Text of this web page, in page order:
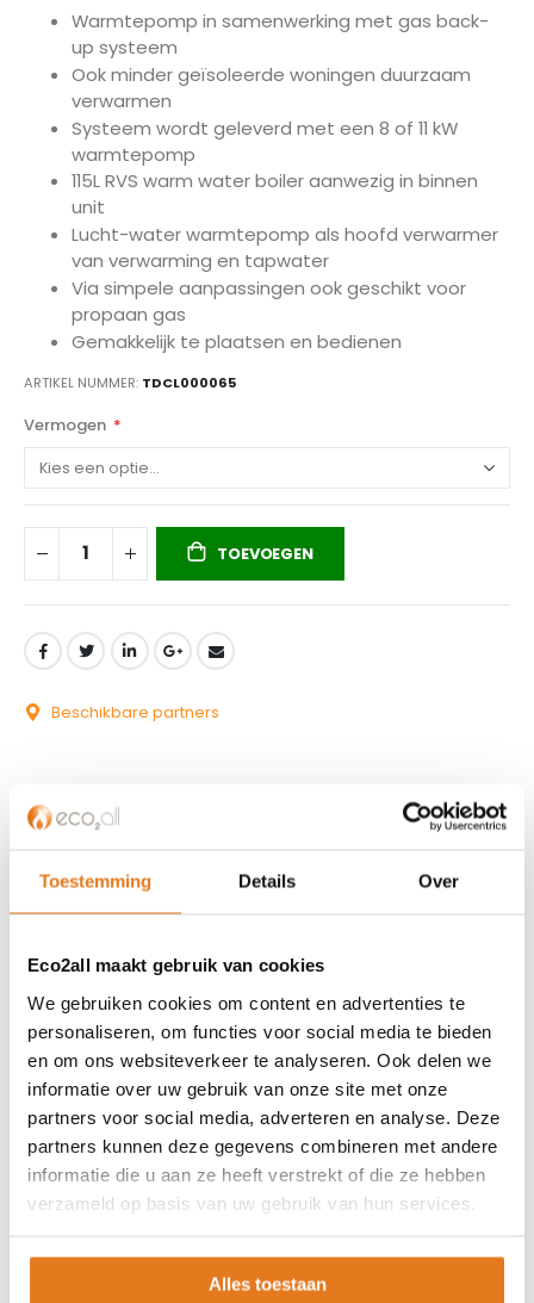
Toestemming Details Over
Eco2all maakt gebruik van cookies
We gebruiken cookies om content en advertenties te
personaliseren, om functies voor social media te bieden
en om ons websiteverkeer te analyseren. Ook delen we
informatie over uw gebruik van onze site met onze
partners voor social media, adverteren en analyse. Deze
partners kunnen deze gegevens combineren met andere
informatie die u aan ze heeft verstrekt of die ze hebben
verzameld op basis van uw gebruik van hun services.
Alles toestaan
afbeeldingen-
Warmtepomp in samenwerking met gas back-
up systeem
Ook minder geïsoleerde woningen duurzaam
verwarmen
Systeem wordt geleverd met een 8 of 11 kW
warmtepomp
115L RVS warm water boiler aanwezig in binnen
unit
Lucht-water warmtepomp als hoofd verwarmer
van verwarming en tapwater
Via simpele aanpassingen ook geschikt voor
propaan gas
Gemakkelijk te plaatsen en bedienen
ARTIKEL NUMMER TDCL000065
Vermogen
TOEVOEGEN
Beschikbare partners
KLANTENSERVICE
Over ons
Privacybeleid
Algemene voorwaarden
ISDE-subsidie
Partner Locator
Contact
ASSORTIMENT
Appendages